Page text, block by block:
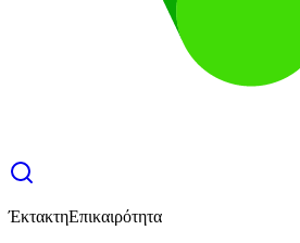
ΈκτακτηΕπικαιρότητα